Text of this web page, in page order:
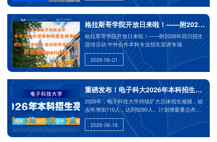
格拉斯哥学院开放日来啦！——附2026年四
格拉斯哥学院开放日来啦！——附2026年四川招生
宣传活动 中外合作本科专业招生宣讲专场
2026-06-21
重磅发布！电子科大2026年本科招生亮点
2026年，电子科技大学持续扩大总体招生规模，较
去年增加110人，达到5260人。计划增量重点布局
在新兴学科专业，扩大急需紧缺学科专业计划，以
提升学校对高质量发展的响应度。
2026-06-18